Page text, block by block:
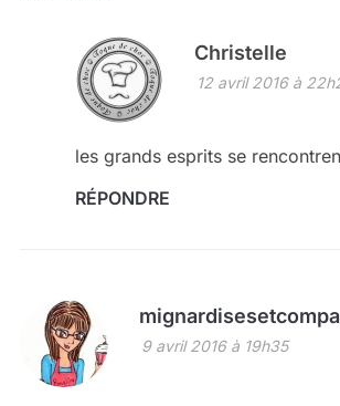
Christelle
12 avril 2016 à
les grands esprits se
RÉPONDRE
9 avril 2016 à 19h35